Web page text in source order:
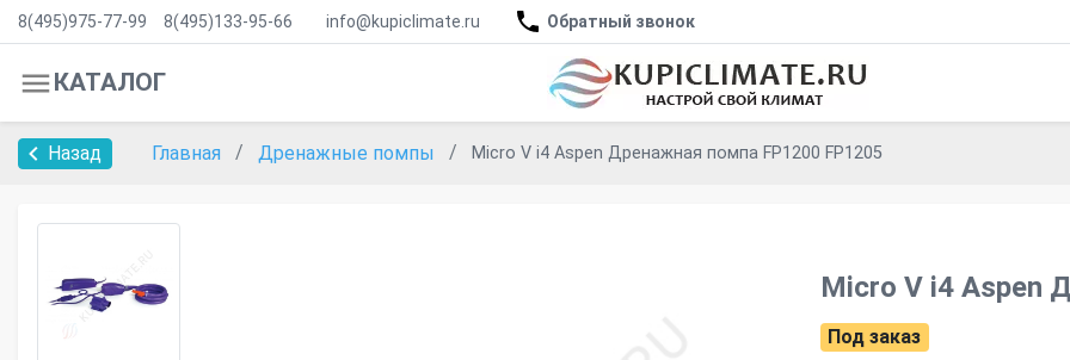
8(495)975-77-99 8(495)133-95-66 info@kupiclimate.ru Обратный звонок
КАТАЛОГ
Назад Главная Дренажные помпы Micro V i4 Aspen Дренажная помпа FP1200 FP1205
Micro V i4 Aspen
Под заказ